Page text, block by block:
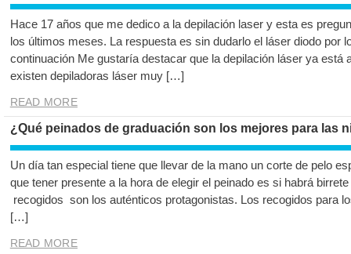
Hace 17 años que me dedico a la depilación laser y esta es
los últimos meses. La respuesta es sin dudarlo el láser diodo por
continuación Me gustaría destacar que la depilación láser ya está
existen depiladoras láser muy […]
READ MORE
¿Qué peinados de graduación son los mejores para las
Un día tan especial tiene que llevar de la mano un corte de pelo
que tener presente a la hora de elegir el peinado es si habrá
recogidos son los auténticos protagonistas. Los recogidos para
[…]
READ MORE